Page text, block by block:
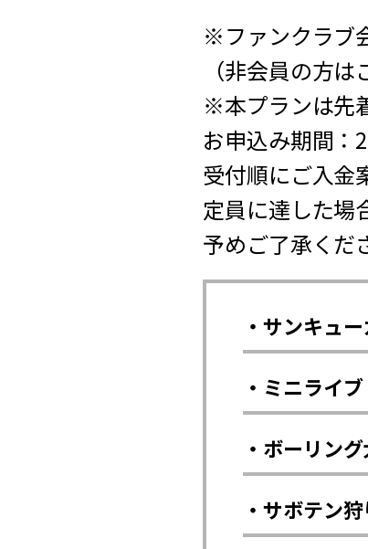
※ファンクラブ
（非会員の方は
※本プランは先
お申込み期間：
受付順にご入金
定員に達した場
予めご了承くだ
・サンキュ
・ミニライブ
・ボーリング
・サボテン